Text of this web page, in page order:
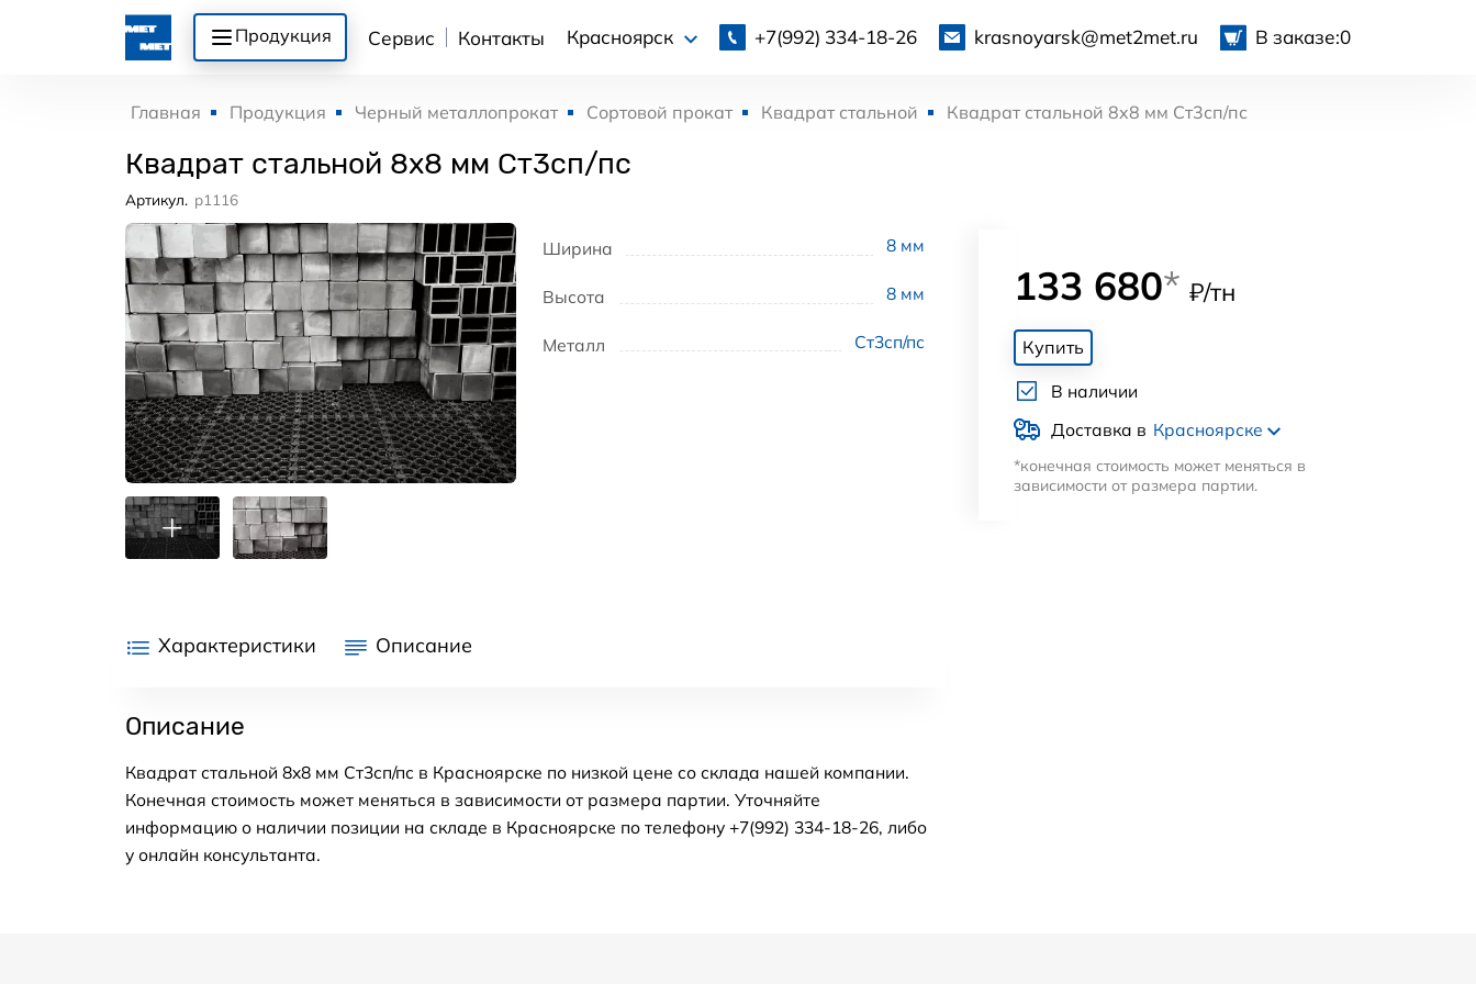
Продукция Сервис Контакты Красноярск +7(992) 334-18-26 krasnoyarsk@met2met.ru В заказе:0
Главная Продукция Черный металлопрокат Сортовой прокат Квадрат стальной Квадрат стальной 8x8 мм Ст3сп/пс
Квадрат стальной 8x8 мм Ст3сп/пс
Артикул. p1116
Ширина 8 мм
Высота 8 мм
Металл Ст3сп/пс
133 680* ₽/тн
Купить
В наличии
Доставка в Красноярске
*конечная стоимость может меняться в
зависимости от размера партии.
Характеристики Описание
Описание
Квадрат стальной 8x8 мм Ст3сп/пс в Красноярске по низкой цене со склада нашей компании.
Конечная стоимость может меняться в зависимости от размера партии. Уточняйте
информацию о наличии позиции на складе в Красноярске по телефону +7(992) 334-18-26, либо
у онлайн консультанта.